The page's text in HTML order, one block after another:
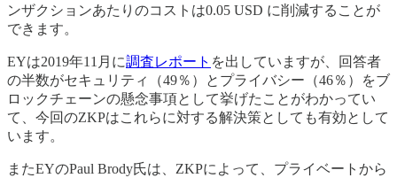
ンザクションあたりのコストは0.05 USD に削減することが
できます。
EYは2019年11月に調査レポート を出していますが、回答者
の半数がセキュリティ（49％）とプライバシー（46％）をブ
ロックチェーンの懸念事項として挙げたことがわかってい
て、今回のZKPはこれらに対する解決策としても有効として
います。
またEYのPaul Brody氏は、ZKPによって、プライベートから